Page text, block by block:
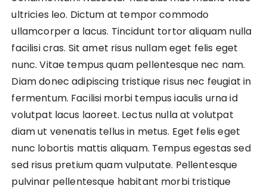
ultricies leo. Dictum at tempor commodo
ullamcorper a lacus. Tincidunt tortor aliquam nulla
facilisi cras. Sit amet risus nullam eget felis eget
nunc. Vitae tempus quam pellentesque nec nam.
Diam donec adipiscing tristique risus nec feugiat in
fermentum. Facilisi morbi tempus iaculis urna id
volutpat lacus laoreet. Lectus nulla at volutpat
diam ut venenatis tellus in metus. Eget felis eget
nunc lobortis mattis aliquam. Tempus egestas sed
sed risus pretium quam vulputate. Pellentesque
pulvinar pellentesque habitant morbi tristique